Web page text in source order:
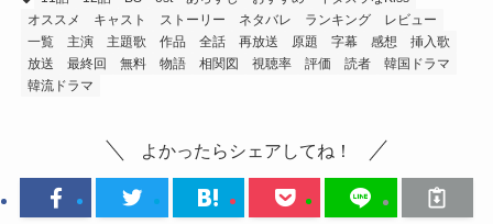
オススメ
キャスト ストーリー ネタバレ ランキング
レビュー
一覧
主演 主題歌 作品 全話 再放送 原題 字幕 感想
挿入歌
放送
最終回 無料 物語 相関図 視聴率 評価 読者
韓国ドラマ
韓流ドラマ
よかったらシェアしてね！